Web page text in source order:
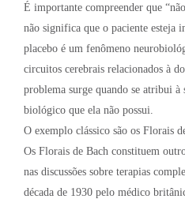
É importante compreender que
não significa que o paciente esteja
placebo é um fenômeno
circuitos cerebrais relacionados à
problema surge quando se atribui
biológico que ela não possui.
O exemplo clássico são os Florais
Os Florais de Bach constituem
nas discussões sobre terapias
década de 1930 pelo médico